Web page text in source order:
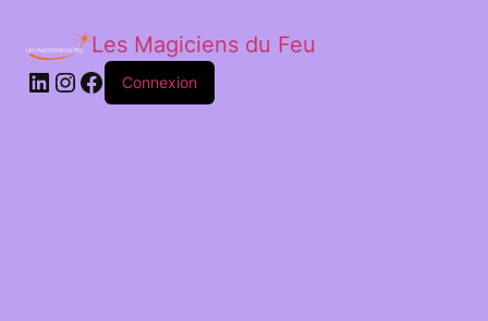
Les Magiciens du Feu
LinkedIn
Instagram
Facebook
Connexion